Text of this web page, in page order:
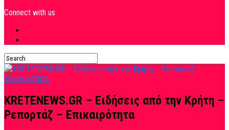
Connect with us
KRETENEWS.GR – Ειδήσεις από την Κρήτη –
Ρεπορτάζ – Επικαιρότητα